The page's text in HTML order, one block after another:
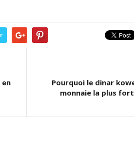
Pourquoi le dinar
monnaie la plus